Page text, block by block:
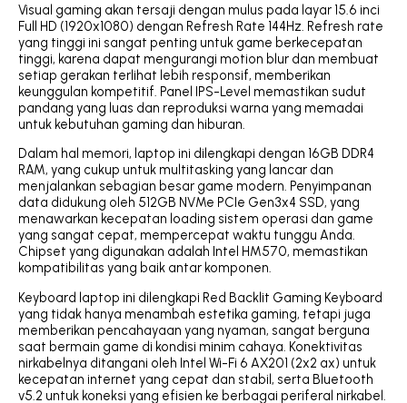
Visual gaming akan tersaji dengan mulus pada layar 15.6 inci
Full HD (1920x1080) dengan Refresh Rate 144Hz. Refresh rate
yang tinggi ini sangat penting untuk game berkecepatan
tinggi, karena dapat mengurangi motion blur dan membuat
setiap gerakan terlihat lebih responsif, memberikan
keunggulan kompetitif. Panel IPS-Level memastikan sudut
pandang yang luas dan reproduksi warna yang memadai
untuk kebutuhan gaming dan hiburan.
Dalam hal memori, laptop ini dilengkapi dengan 16GB DDR4
RAM, yang cukup untuk multitasking yang lancar dan
menjalankan sebagian besar game modern. Penyimpanan
data didukung oleh 512GB NVMe PCIe Gen3x4 SSD, yang
menawarkan kecepatan loading sistem operasi dan game
yang sangat cepat, mempercepat waktu tunggu Anda.
Chipset yang digunakan adalah Intel HM570, memastikan
kompatibilitas yang baik antar komponen.
Keyboard laptop ini dilengkapi Red Backlit Gaming Keyboard
yang tidak hanya menambah estetika gaming, tetapi juga
memberikan pencahayaan yang nyaman, sangat berguna
saat bermain game di kondisi minim cahaya. Konektivitas
nirkabelnya ditangani oleh Intel Wi-Fi 6 AX201 (2x2 ax) untuk
kecepatan internet yang cepat dan stabil, serta Bluetooth
v5.2 untuk koneksi yang efisien ke berbagai periferal nirkabel.